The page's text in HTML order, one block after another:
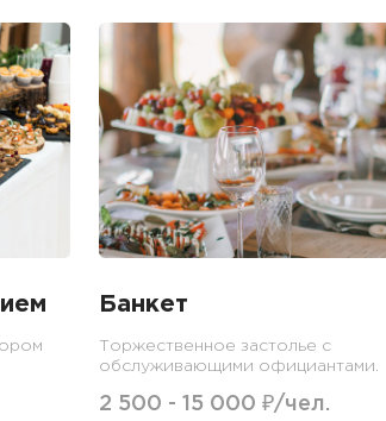
Банкет
Торжественное застолье с
обслуживающими официантами.
2 500 - 15 000 ₽/чел.